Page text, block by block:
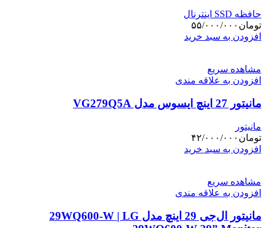
ممکن
است
در
صفحه
شوند
حافظه SSD اینترنال
تومان ۵۵/۰۰۰/۰۰۰
افزودن به سبد خرید
مشاهده سریع
افزودن به علاقه مندی
مانیتور 27 اینچ ایسوس مدل VG279Q5A
مانیتور
تومان ۴۲/۰۰۰/۰۰۰
افزودن به سبد خرید
مشاهده سریع
افزودن به علاقه مندی
مانیتور ال‌جی 29 اینچ مدل 29WQ600-W | LG